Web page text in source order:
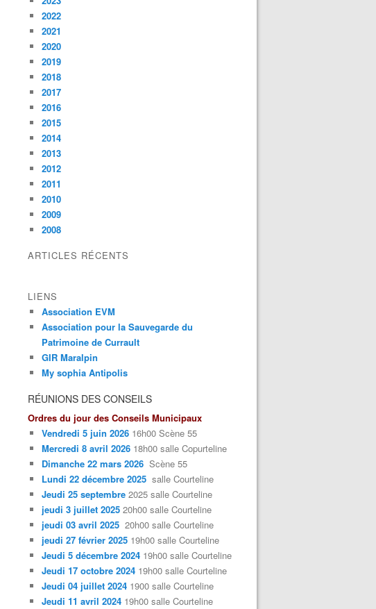
2022
2021
2020
2019
2018
2017
2016
2015
2014
2013
2012
2011
2010
2009
2008
ARTICLES RÉCENTS
LIENS
Association EVM
Association pour la Sauvegarde du
Patrimoine de Currault
GIR Maralpin
My sophia Antipolis
RÉUNIONS DES CONSEILS
Ordres du jour des Conseils Municipaux
Vendredi 5 juin 2026 16h00 Scène 55
Mercredi 8 avril 2026 18h00 salle Copurteline
Dimanche 22 mars 2026 Scène 55
Lundi 22 décembre 2025 salle Courteline
Jeudi 25 septembre 2025 salle Courteline
jeudi 3 juillet 2025 20h00 salle Courteline
jeudi 03 avril 2025 20h00 salle Courteline
jeudi 27 février 2025 19h00 salle Courteline
Jeudi 5 décembre 2024 19h00 salle Courteline
Jeudi 17 octobre 2024 19h00 salle Courteline
Jeudi 04 juillet 2024 1900 salle Courteline
Jeudi 11 avril 2024 19h00 salle Courteline